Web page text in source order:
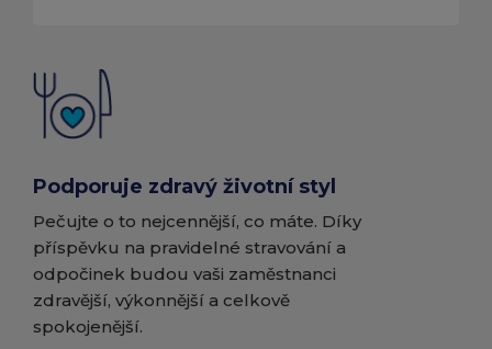
Podporuje zdravý životní styl
Pečujte o to nejcennější, co máte. Díky
příspěvku na pravidelné stravování a
odpočinek budou vaši zaměstnanci
zdravější, výkonnější a celkově
spokojenější.